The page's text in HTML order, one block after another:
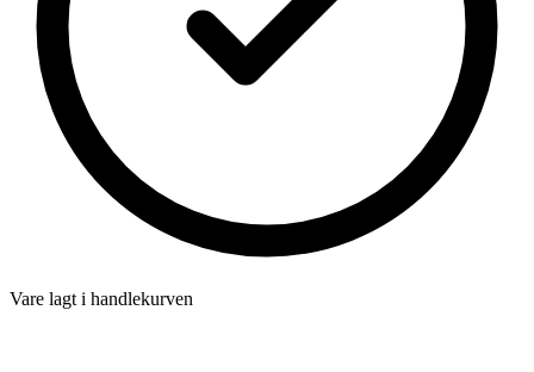
Vare lagt i handlekurven